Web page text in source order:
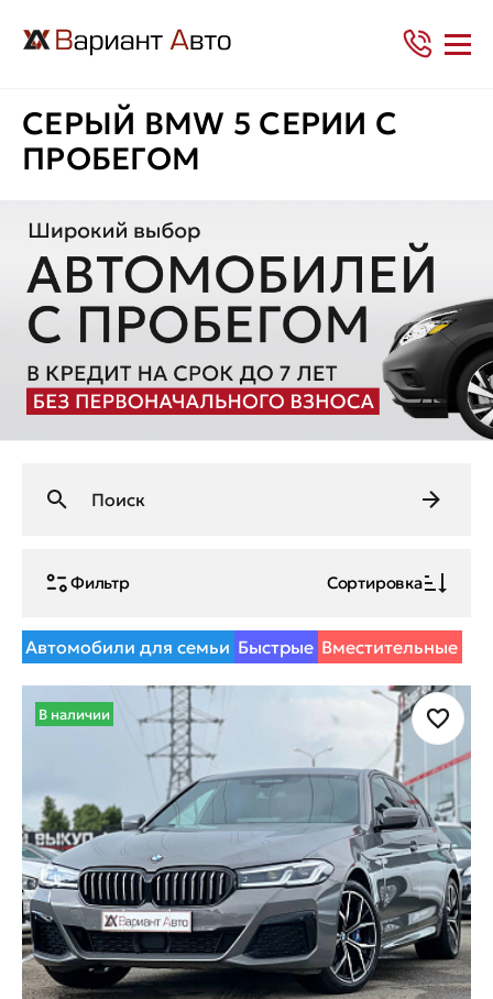
СЕРЫЙ BMW 5 СЕРИИ С
ПРОБЕГОМ
Фильтр Сортировка
Автомобили для семьи Быстрые Вместительные
В наличии